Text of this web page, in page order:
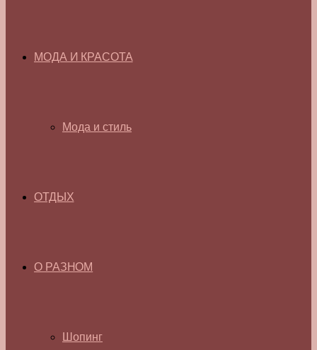
МОДА И КРАСОТА
Мода и стиль
ОТДЫХ
О РАЗНОМ
Шопинг